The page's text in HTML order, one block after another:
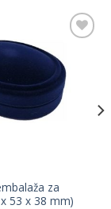
Add to
Wishlist
za
53 x 38 mm)